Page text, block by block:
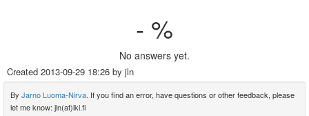
- %
No answers yet.
Created 2013-09-29 18:26 by jln
By Jarno Luoma-Nirva. If you find an error, have questions or other feedback, please
let me know: jln(at)iki.fi